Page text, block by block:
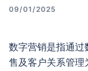
09/01/2025
数字营销是指通过
售及客户关系管理